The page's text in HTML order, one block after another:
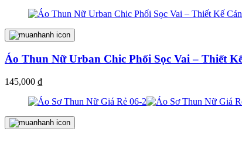
Áo Thun Nữ Urban Chic Phối Sọc Vai – Thiết
145,000 ₫